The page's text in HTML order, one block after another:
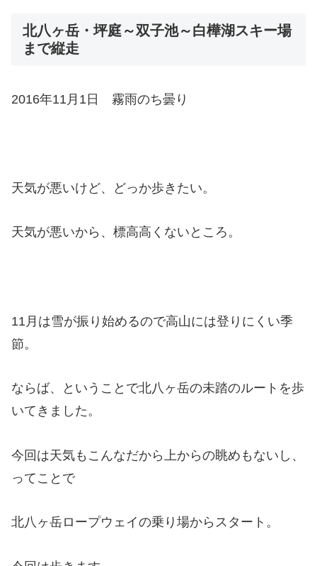
北八ヶ岳・坪庭～双子池～白樺湖スキー場
まで縦走
2016年11月1日 霧雨のち曇り
天気が悪いけど、どっか歩きたい。
天気が悪いから、標高高くないところ。
11月は雪が振り始めるので高山には登りにくい季
節。
ならば、ということで北八ヶ岳の未踏のルートを歩
いてきました。
今回は天気もこんなだから上からの眺めもないし、
ってことで
北八ヶ岳ロープウェイの乗り場からスタート。